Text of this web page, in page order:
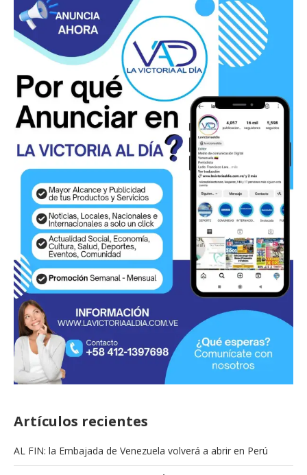
Artículos recientes
AL FIN: la Embajada de Venezuela volverá a abrir en Perú